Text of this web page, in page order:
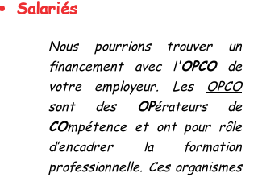
Salariés
Nous pourrions trouver un
financement avec l'OPCOde
votre employeur. Les OPCO
sont des OPérateurs de
COmpétence et ont pour rôle
d’encadrer la formation
professionnelle. Ces organismes